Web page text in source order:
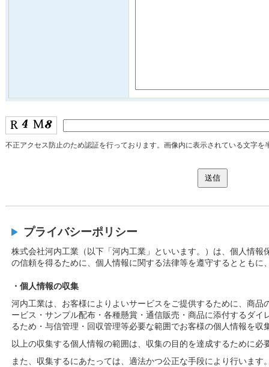
不正アクセス防止のため認証を行っております。画像内に表示されている文字を
プライバシーポリシー
株式会社河内工業（以下「河内工業」といいます。）は、個人情報
の信頼を得るために、個人情報に関する法律等を遵守するとともに
・個人情報の収集
河内工業は、お客様によりよいサービスをご提供するために、商品
ービス・サンプル配布・各種懸賞・通信販売・商品に添付するダイ
るため・与信管理・回収管理等必要な範囲でお客様の個人情報を収
以上の収集する個人情報の範囲は、収集の目的を達成するために必
また、収集するにあたっては、適法かつ公正な手段により行いま